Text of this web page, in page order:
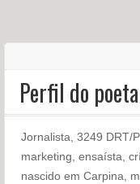
Perfil do poeta
Jornalista, 3249 DRT/
marketing, ensaísta,
nascido em Carpina,